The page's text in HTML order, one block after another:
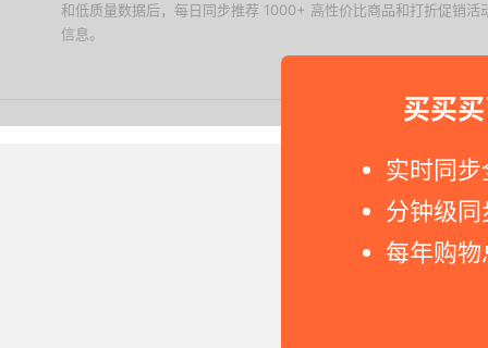
买买
实时同
分钟级
每年购
和低质量数据后，每日同步推荐 1000+ 高性价比商品和打折促销
信息。
Copyright © 2011-2026 网购